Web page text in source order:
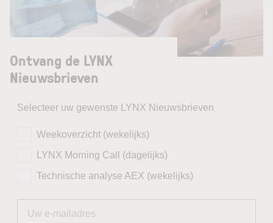
Ontvang de LYNX
Nieuwsbrieven
Selecteer uw gewenste LYNX Nieuwsbrieven
Weekoverzicht (wekelijks)
LYNX Morning Call (dagelijks)
Technische analyse AEX (wekelijks)